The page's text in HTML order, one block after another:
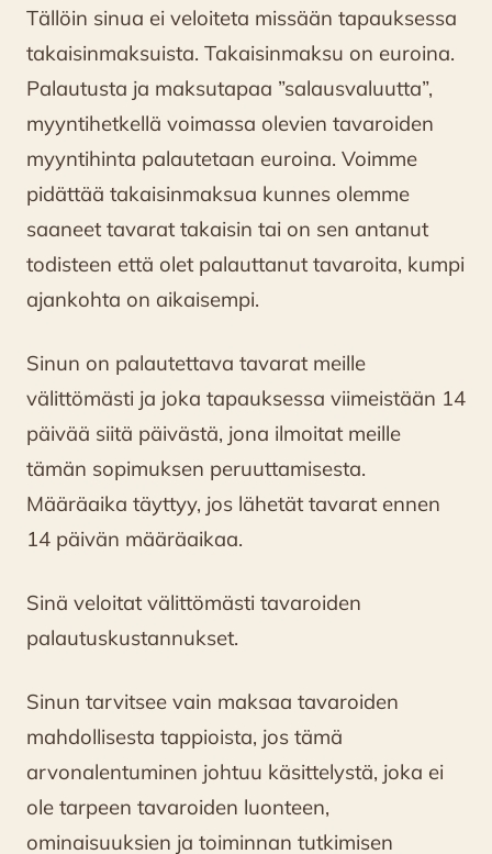
Tällöin sinua ei veloiteta missään tapauksessa
takaisinmaksuista. Takaisinmaksu on euroina.
Palautusta ja maksutapaa ”salausvaluutta”,
myyntihetkellä voimassa olevien tavaroiden
myyntihinta palautetaan euroina. Voimme
pidättää takaisinmaksua kunnes olemme
saaneet tavarat takaisin tai on sen antanut
todisteen että olet palauttanut tavaroita, kumpi
ajankohta on aikaisempi.
Sinun on palautettava tavarat meille
välittömästi ja joka tapauksessa viimeistään 14
päivää siitä päivästä, jona ilmoitat meille
tämän sopimuksen peruuttamisesta.
Määräaika täyttyy, jos lähetät tavarat ennen
14 päivän määräaikaa.
Sinä veloitat välittömästi tavaroiden
palautuskustannukset.
Sinun tarvitsee vain maksaa tavaroiden
mahdollisesta tappioista, jos tämä
arvonalentuminen johtuu käsittelystä, joka ei
ole tarpeen tavaroiden luonteen,
ominaisuuksien ja toiminnan tutkimisen